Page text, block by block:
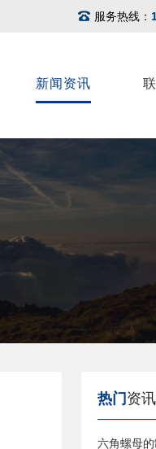
服务热线：
新闻资讯
热门 资讯
六角螺母